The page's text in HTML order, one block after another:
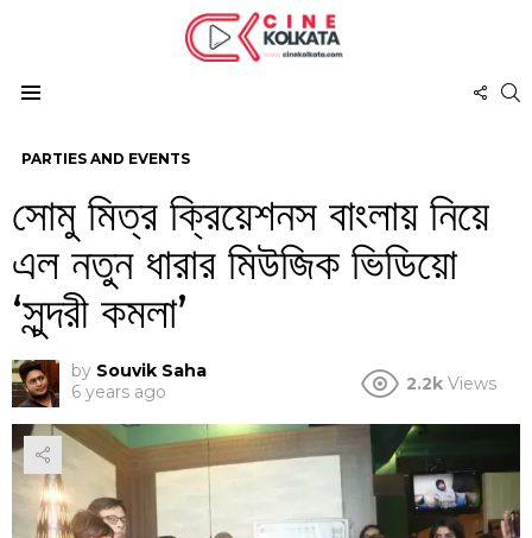
PARTIES AND EVENTS
সোমু মিত্র ক্রিয়েশনস বাংলায় নিয়ে
এল নতুন ধারার মিউজিক ভিডিয়ো
‘সুন্দরী কমলা’
by Souvik Saha
6 years ago
2.2k Views